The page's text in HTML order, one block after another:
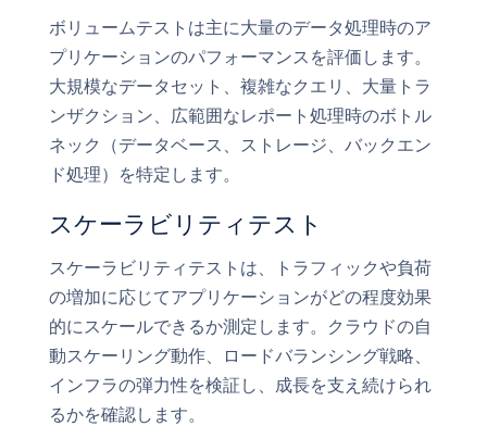
ボリュームテストは主に大量のデータ処理時のア
プリケーションのパフォーマンスを評価します。
大規模なデータセット、複雑なクエリ、大量トラ
ンザクション、広範囲なレポート処理時のボトル
ネック（データベース、ストレージ、バックエン
ド処理）を特定します。
スケーラビリティテスト
スケーラビリティテストは、トラフィックや負荷
の増加に応じてアプリケーションがどの程度効果
的にスケールできるか測定します。クラウドの自
動スケーリング動作、ロードバランシング戦略、
インフラの弾力性を検証し、成長を支え続けられ
るかを確認します。